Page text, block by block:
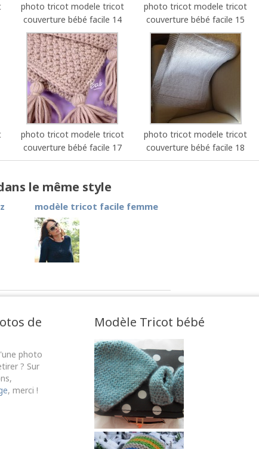
photo tricot modele tricot
couverture bébé facile 14
photo tricot modele tricot
couverture bébé facile 15
photo tricot modele tricot
couverture bébé facile 17
photo tricot modele tricot
couverture bébé facile 18
le même style
modèle tricot facile femme
de
photo
? Sur
, merci !
Modèle Tricot bébé